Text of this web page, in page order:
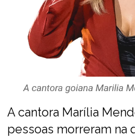
A cantora Marília
pessoas morreram na